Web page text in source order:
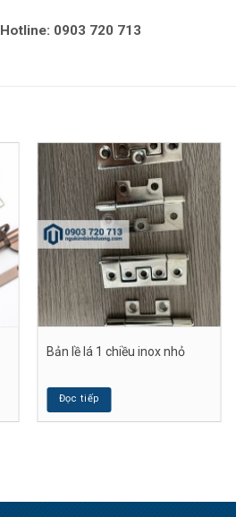
Hotline: 0903 720 713
Bản lề lá 1 chiều inox nhỏ
Đọc tiếp